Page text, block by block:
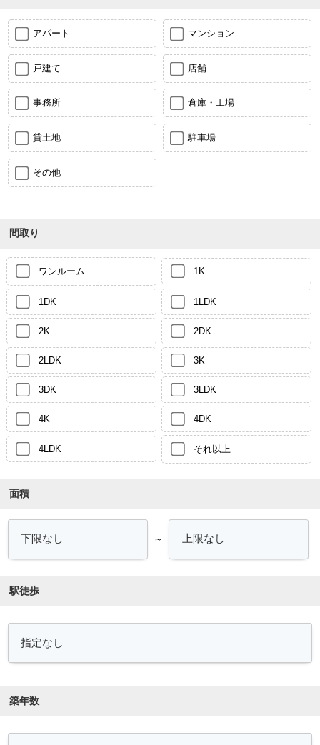
アパート マンション
戸建て 店舗
事務所 倉庫・工場
貸土地 駐車場
その他
間取り
ワンルーム 1K
1DK 1LDK
2K 2DK
2LDK 3K
3DK 3LDK
4K 4DK
4LDK それ以上
面積
～
駅徒歩
築年数